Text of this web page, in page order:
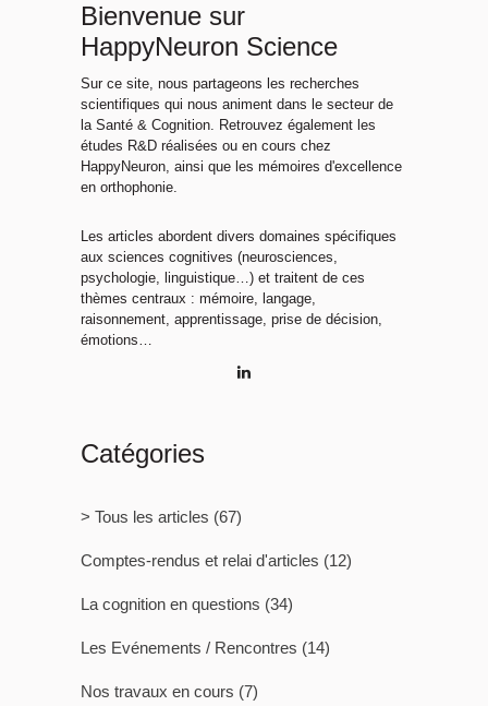
Bienvenue sur
HappyNeuron Science
Sur ce site, nous partageons les recherches
scientifiques qui nous animent dans le secteur de
la Santé & Cognition. Retrouvez également les
études R&D réalisées ou en cours chez
HappyNeuron, ainsi que les mémoires d'excellence
en orthophonie.
Les articles abordent divers domaines spécifiques
aux sciences cognitives (neurosciences,
psychologie, linguistique…) et traitent de ces
thèmes centraux : mémoire, langage,
raisonnement, apprentissage, prise de décision,
émotions…
Catégories
> Tous les articles (67)
Comptes-rendus et relai d'articles (12)
La cognition en questions (34)
Les Evénements / Rencontres (14)
Nos travaux en cours (7)